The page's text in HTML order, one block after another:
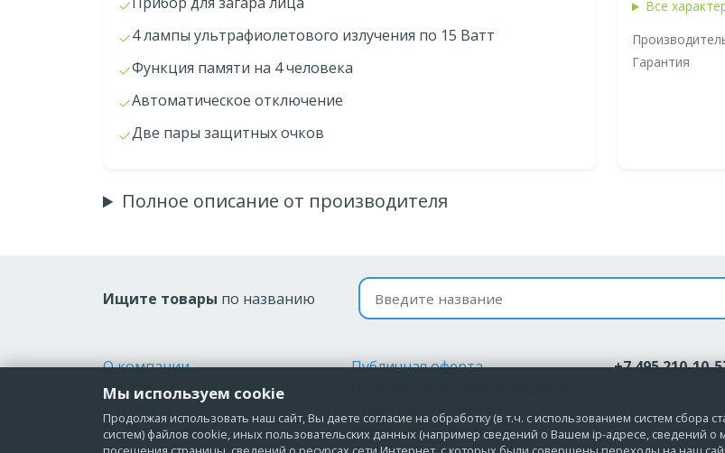
4 лампы ультрафиолетового излучения по 15 Ватт
Функция памяти на 4 человека
Автоматическое отключение
Две пары защитных очков
Все
Гарантия
Полное описание от производителя
Ищите товары по названию Поиск по названию
О компании
Доставка
Оплата
Возврат и обмен
Публичная оферта
Политика обработки
персональных данных
+7 495 210-10-
Мы используем cookie
Продолжая использовать наш сайт, Вы даете согласие на обработку (в т.ч. с использованием систем сбора
систем) файлов cookie, иных пользовательских данных (например сведений о Вашем ip-адресе, сведений о